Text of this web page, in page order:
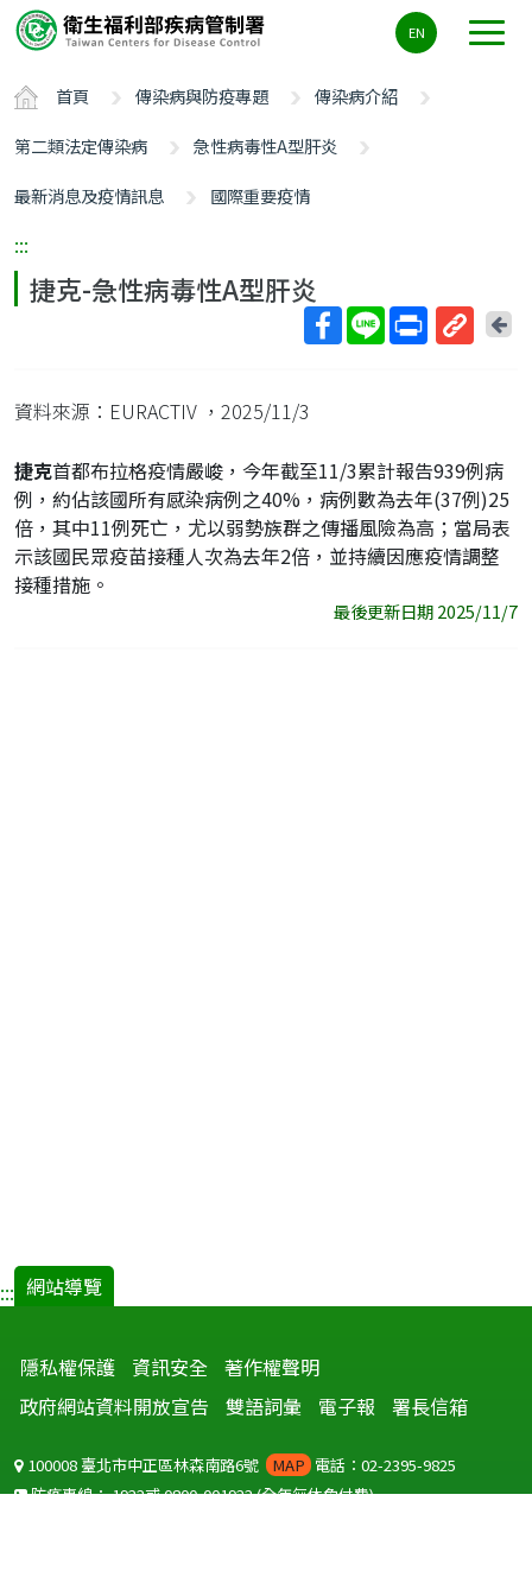
要
容
ALT+C
EN
首頁 傳染病與防疫專題
傳染病介紹
第二類法定傳染病
急性病毒性A型肝炎
最新消息及疫情訊息
國際重要疫情
:::
捷克-急性病毒性A型肝炎
址
回
資料來源：EURACTIV ，2025/11/3
捷克首都布拉格疫情嚴峻，今年截至11/3累計報告939例病
例，約佔該國所有感染病例之40%，病例數為去年(37例)25
倍，其中11例死亡，尤以弱勢族群之傳播風險為高；當局表
示該國民眾疫苗接種人次為去年2倍，並持續因應疫情調整
接種措施。
最後更新日期 2025/11/7
::: 網站導覽
隱私權保護 資訊安全 著作權聲明
政府網站資料開放宣告
雙語詞彙 電子報 署長信箱
100008 臺北市中正區林森南路6號 MAP 電話：02-2395-9825
防疫專線：1922或0800-001922(全年無休免付費)